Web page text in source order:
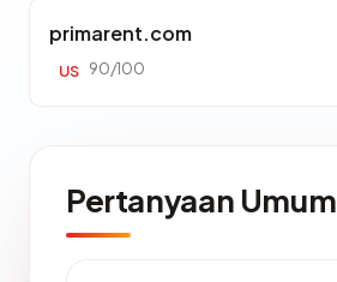
primarent.com
US 90/100
Pertanyaan Umum